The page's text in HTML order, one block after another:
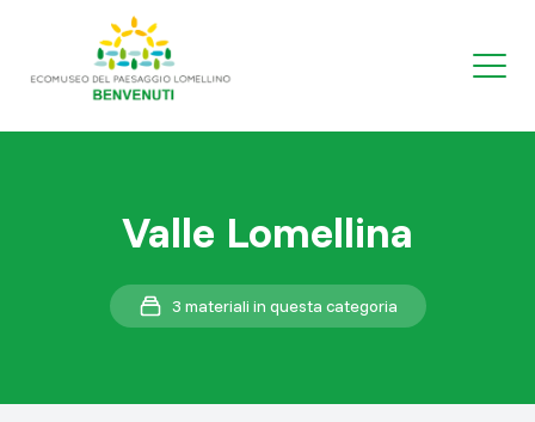
Valle Lomellina
3 materiali in questa categoria